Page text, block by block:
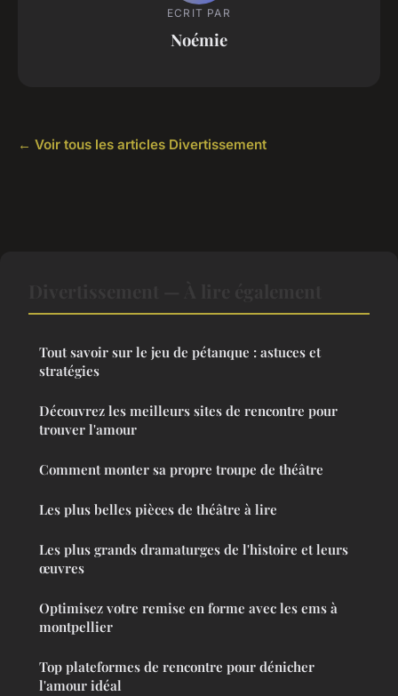
ECRIT PAR
Noémie
← Voir tous les articles Divertissement
Tout savoir sur le jeu de pétanque : astuces et
stratégies
Découvrez les meilleurs sites de rencontre pour
trouver l'amour
Comment monter sa propre troupe de théâtre
Les plus belles pièces de théâtre à lire
Les plus grands dramaturges de l'histoire et leurs
œuvres
Optimisez votre remise en forme avec les ems à
montpellier
Top plateformes de rencontre pour dénicher
l'amour idéal